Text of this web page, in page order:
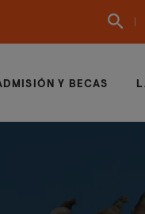
Y BECAS